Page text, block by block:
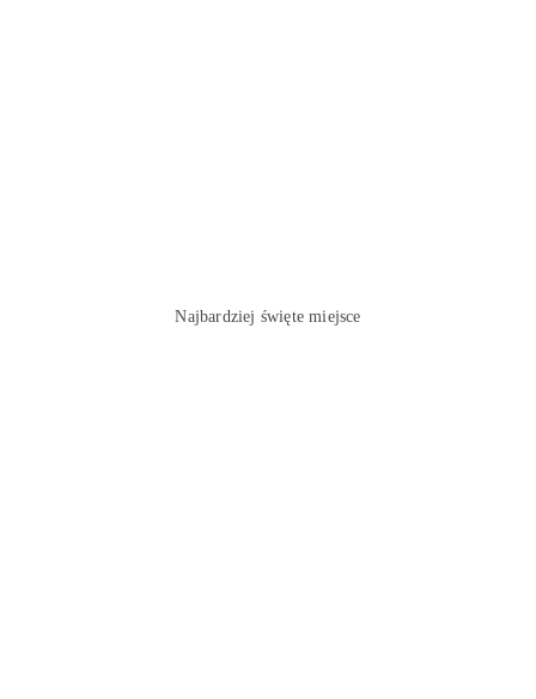
Najbardziej święte miejsce